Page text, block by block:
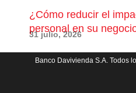
¿Cómo reducir el
personal en su
31 julio, 2026
Banco Davivienda S.A. Todos